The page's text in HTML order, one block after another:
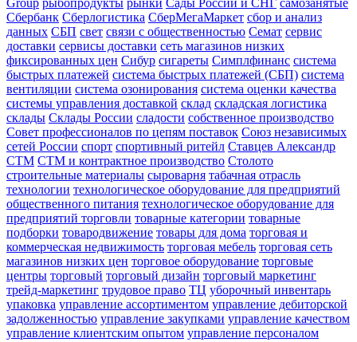
Сбербанк Сберлогистика СберМегаМаркет сбор и анализ
данных СБП свет связи с общественностью Семат сервис
доставки сервисы доставки сеть магазинов низких
фиксированных цен Сибур сигареты Симплфинанс система
быстрых платежей система быстрых платежей (СБП) система
вентиляции система озонирования система оценки качества
системы управления доставкой склад складская логистика
склады Склады России сладости собственное производство
Совет профессионалов по цепям поставок Союз независимых
сетей России спорт спортивный ритейл Ставцев Александр
СТМ СТМ и контрактное производство Столото
строительные материалы сыроварня табачная отрасль
технологии технологическое оборудование для предприятий
общественного питания технологическое оборудование для
предприятий торговли товарные категории товарные
подборки товародвижение товары для дома торговая и
коммерческая недвижимость торговая мебель торговая сеть
магазинов низких цен торговое оборудование торговые
центры торговый торговый дизайн торговый маркетинг
трейд-маркетинг трудовое право ТЦ уборочный инвентарь
упаковка управление ассортиментом управление дебиторской
задолженностью управление закупками управление качеством
управление клиентским опытом управление персоналом